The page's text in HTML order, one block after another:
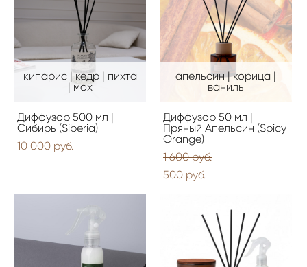
кипарис | кедр | пихта
| мох
Диффузор 500 мл |
Сибирь (Siberia)
10 000 pуб.
апельсин | корица |
ваниль
Диффузор 50 мл |
Пряный Апельсин (Spicy
Orange)
1 600 pуб.
500 pуб.